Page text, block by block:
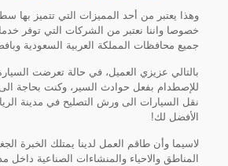
وهذا يعتبر من أحد المميزات التي تتميز بها
خصوصا واننا نعتبر من الشركات التي توفر
جميع محافظات المملكة العربية السعودية
بالتالي عزيزي العميل، في حالة تعرضت
للإصطدام بفعل حوادث السير، وكنت بحاجة
نقل السيارات الى ورش التصليح في مدينة
الأفضل لك!
لاسيما وأن طاقم العمل لدينا يمتلك الخبرة
المناطق والاحياء والمنشاءات الصناعية داخل